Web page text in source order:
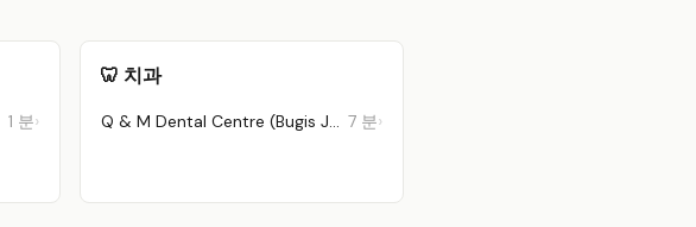
1 분
🦷 치과
7 분